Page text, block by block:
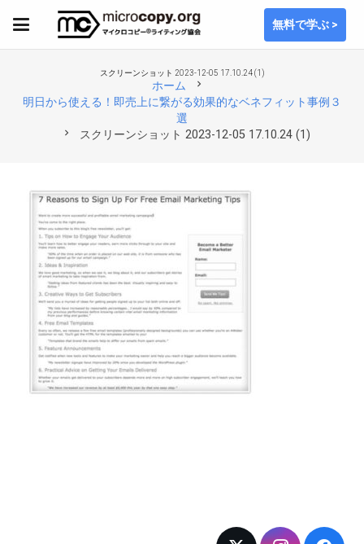
無料で学ぶ >
スクリーンショット 2023-12-05 17.10.24 (1)
ホーム chevron_right
明日から使える！即売上に繋がる効果的なベネフィット事例３
選
chevron_right スクリーンショット 2023-12-05 17.10.24 (1)